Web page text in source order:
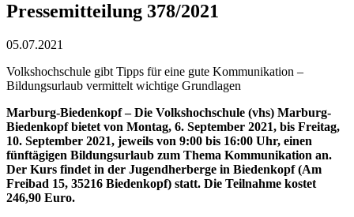
Pressemitteilung 378/2021
05.07.2021
Volkshochschule gibt Tipps für eine gute Kommunikation –
Bildungsurlaub vermittelt wichtige Grundlagen
Marburg-Biedenkopf –Die Volkshochschule (vhs) Marburg-
Biedenkopf bietet von Montag, 6. September 2021, bis Freitag,
10. September 2021, jeweils von 9:00 bis 16:00 Uhr, einen
fünftägigen Bildungsurlaub zum Thema Kommunikation an.
Der Kurs findet in der Jugendherberge in Biedenkopf (Am
Freibad 15, 35216 Biedenkopf) statt. Die Teilnahme kostet
246,90 Euro.